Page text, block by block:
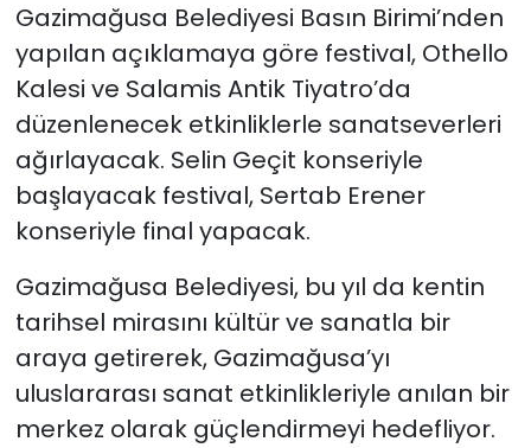
Gazimağusa Belediyesi Basın Birimi’nden
yapılan açıklamaya göre festival, Othello
Kalesi ve Salamis Antik Tiyatro’da
düzenlenecek etkinliklerle sanatseverleri
ağırlayacak. Selin Geçit konseriyle
başlayacak festival, Sertab Erener
konseriyle final yapacak.
Gazimağusa Belediyesi, bu yıl da kentin
tarihsel mirasını kültür ve sanatla bir
araya getirerek, Gazimağusa’yı
uluslararası sanat etkinlikleriyle anılan bir
merkez olarak güçlendirmeyi hedefliyor.
Teknoloji
TÜRKiYE
Video Galeri
YAŞAM
Yazarlar